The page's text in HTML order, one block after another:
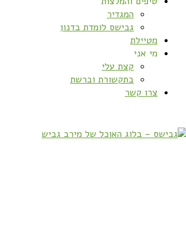
המגדיר
גבישס לומדת בדנון
מטיילת
מי אני
קצת עלי
בתקשורת וברשת
צרו קשר